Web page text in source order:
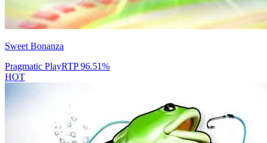
Sweet Bonanza
Pragmatic PlayRTP96.51%
HOT